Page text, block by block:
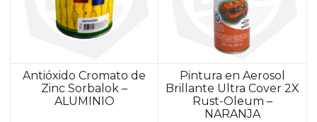
Antióxido Cromato de
Zinc Sorbalok –
ALUMINIO
Pintura en Aerosol
Brillante Ultra Cover 2X
Rust-Oleum –
NARANJA